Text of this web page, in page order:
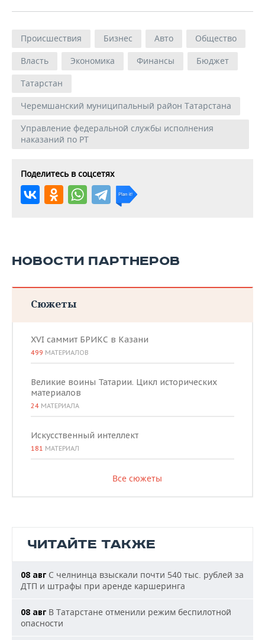
Происшествия Бизнес Авто
Общество
Власть
Экономика Финансы
Бюджет
Татарстан
Черемшанский муниципальный район Татарстана
Управление федеральной службы исполнения
наказаний по РТ
Поделитесь в соцсетях
НОВОСТИ ПАРТНЕРОВ
Сюжеты
XVI саммит БРИКС в Казани
499 МАТЕРИАЛОВ
Великие воины Татарии. Цикл исторических
материалов
24 МАТЕРИАЛА
Искусственный интеллект
181 МАТЕРИАЛ
Все сюжеты
ЧИТАЙТЕ ТАКЖЕ
08 авг С челнинца взыскали почти 540 тыс. рублей за
ДТП и штрафы при аренде каршеринга
08 авг В Татарстане отменили режим беспилотной
опасности